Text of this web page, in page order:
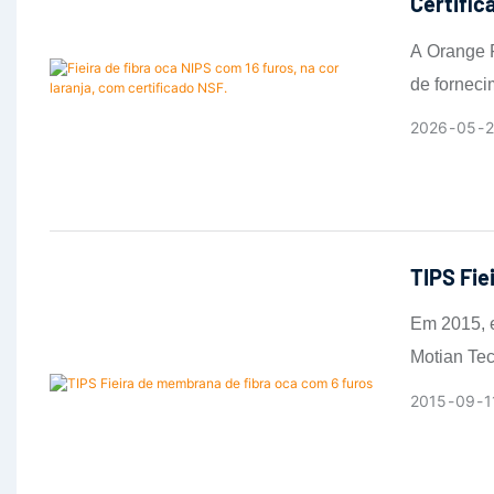
A Orange
de
sede em
vertical
mistura
2026 05
TIPS
Em 2015,
Motian
2015 09